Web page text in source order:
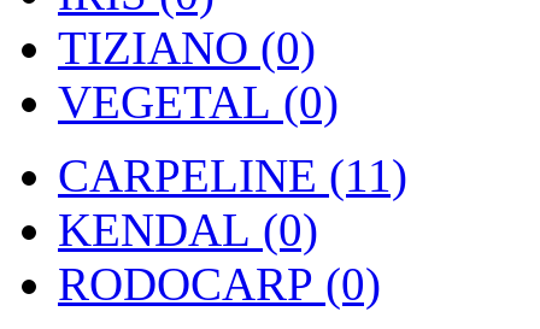
TIZIANO (0)
VEGETAL (0)
CARPELINE (11)
KENDAL (0)
RODOCARP (0)